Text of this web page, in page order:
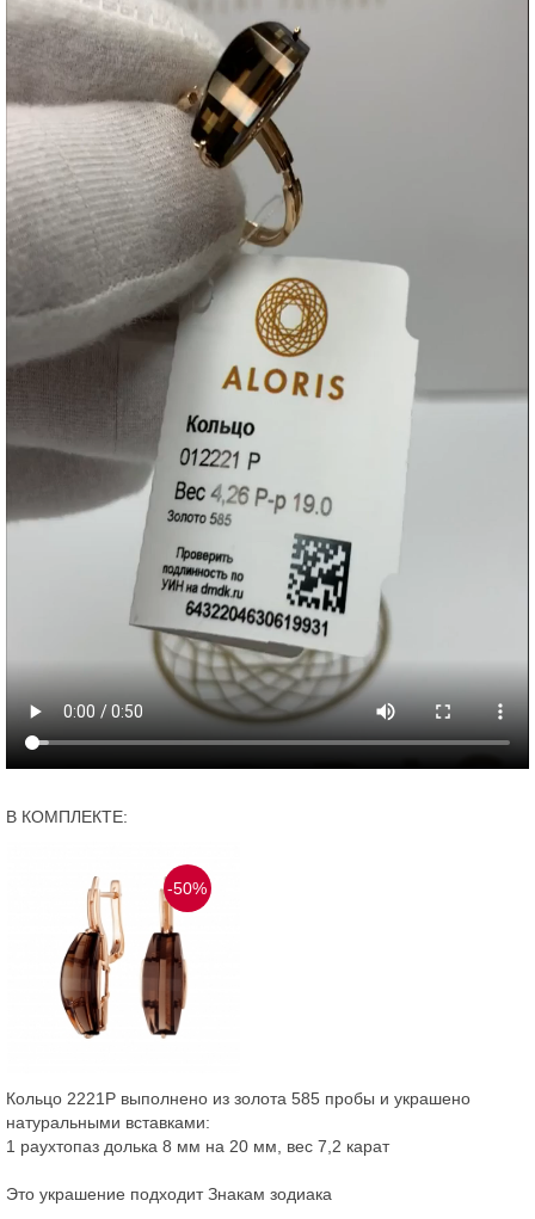
В КОМПЛЕКТЕ:
-50%
Кольцо 2221Р выполнено из золота 585 пробы и украшено
натуральными вставками:
1 раухтопаз долька 8 мм на 20 мм, вес 7,2 карат
Это украшение подходит Знакам зодиака